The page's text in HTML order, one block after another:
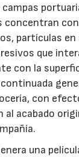
campas
concentran
partículas en
que
con la
con
al acabado
una